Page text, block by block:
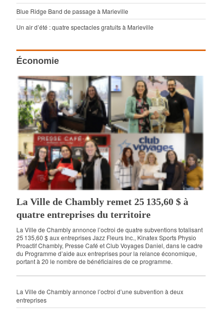
Blue Ridge Band de passage à Marieville
Un air d’été : quatre spectacles gratuits à Marieville
Économie
La Ville de Chambly remet 25 135,60 $ à
quatre entreprises du territoire
La Ville de Chambly annonce l’octroi de quatre subventions totalisant
25 135,60 $ aux entreprises Jazz Fleurs Inc., Kinatex Sports Physio
Proactif Chambly, Presse Café et Club Voyages Daniel, dans le cadre
du Programme d’aide aux entreprises pour la relance économique,
portant à 20 le nombre de bénéficiaires de ce programme.
La Ville de Chambly annonce l’octroi d’une subvention à deux
entreprises